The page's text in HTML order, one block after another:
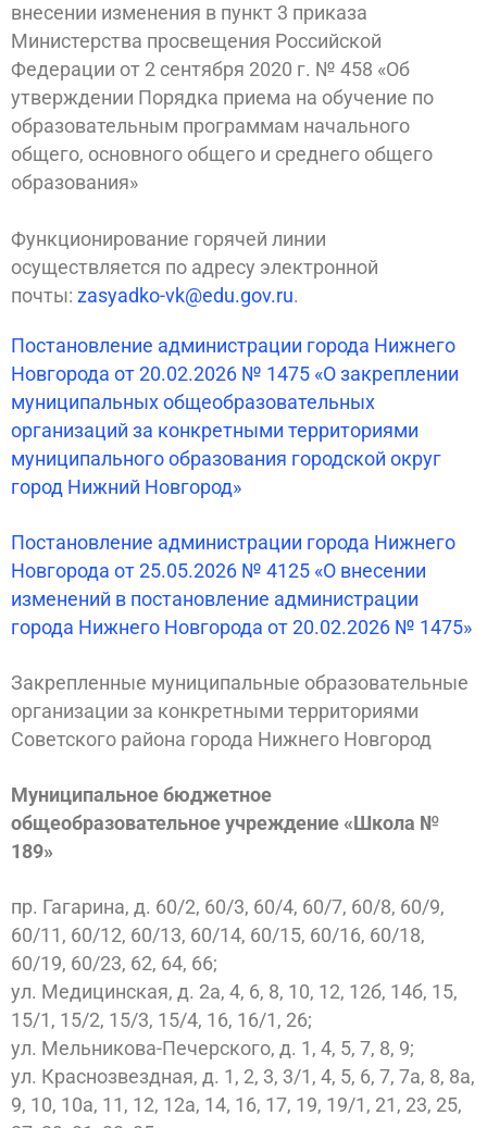
внесении изменения в пункт 3 приказа
Министерства просвещения Российской
Федерации от 2 сентября 2020 г. № 458 «Об
утверждении Порядка приема на обучение по
образовательным программам начального
общего, основного общего и среднего общего
образования»
Функционирование горячей линии
осуществляется по адресу электронной
почты: zasyadko-vk@edu.gov.ru.
Постановление администрации города Нижнего
Новгорода от 20.02.2026 № 1475 «О закреплении
муниципальных общеобразовательных
организаций за конкретными территориями
муниципального образования городской округ
город Нижний Новгород»
Постановление администрации города Нижнего
Новгорода от 25.05.2026 № 4125 «О внесении
изменений в постановление администрации
города Нижнего Новгорода от 20.02.2026 № 1475»
Закрепленные муниципальные образовательные
организации за конкретными территориями
Советского района города Нижнего Новгород
Муниципальное бюджетное
общеобразовательное учреждение «Школа №
189»
пр. Гагарина, д. 60/2, 60/3, 60/4, 60/7, 60/8, 60/9,
60/11, 60/12, 60/13, 60/14, 60/15, 60/16, 60/18,
60/19, 60/23, 62, 64, 66;
ул. Медицинская, д. 2а, 4, 6, 8, 10, 12, 12б, 14б, 15,
15/1, 15/2, 15/3, 15/4, 16, 16/1, 26;
ул. Мельникова-Печерского, д. 1, 4, 5, 7, 8, 9;
ул. Краснозвездная, д. 1, 2, 3, 3/1, 4, 5, 6, 7, 7а, 8, 8а,
9, 10, 10а, 11, 12, 12а, 14, 16, 17, 19, 19/1, 21, 23, 25,